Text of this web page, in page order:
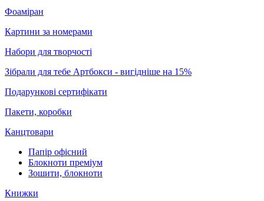
Фоаміран
Картини за номерами
Набори для творчості
Зібрали для тебе Артбокси - вигідніше на 15%
Подарункові сертифікати
Пакети, коробки
Канцтовари
Папір офісний
Блокноти преміум
Зошити, блокноти
Книжки